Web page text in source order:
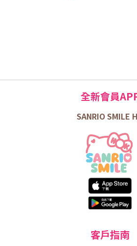
全新會員
SANRIO SMILE
客戶指南